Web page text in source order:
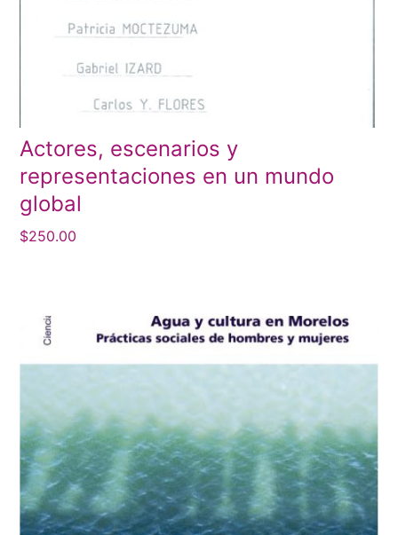
Actores, escenarios y
representaciones en un mundo
global
$250.00